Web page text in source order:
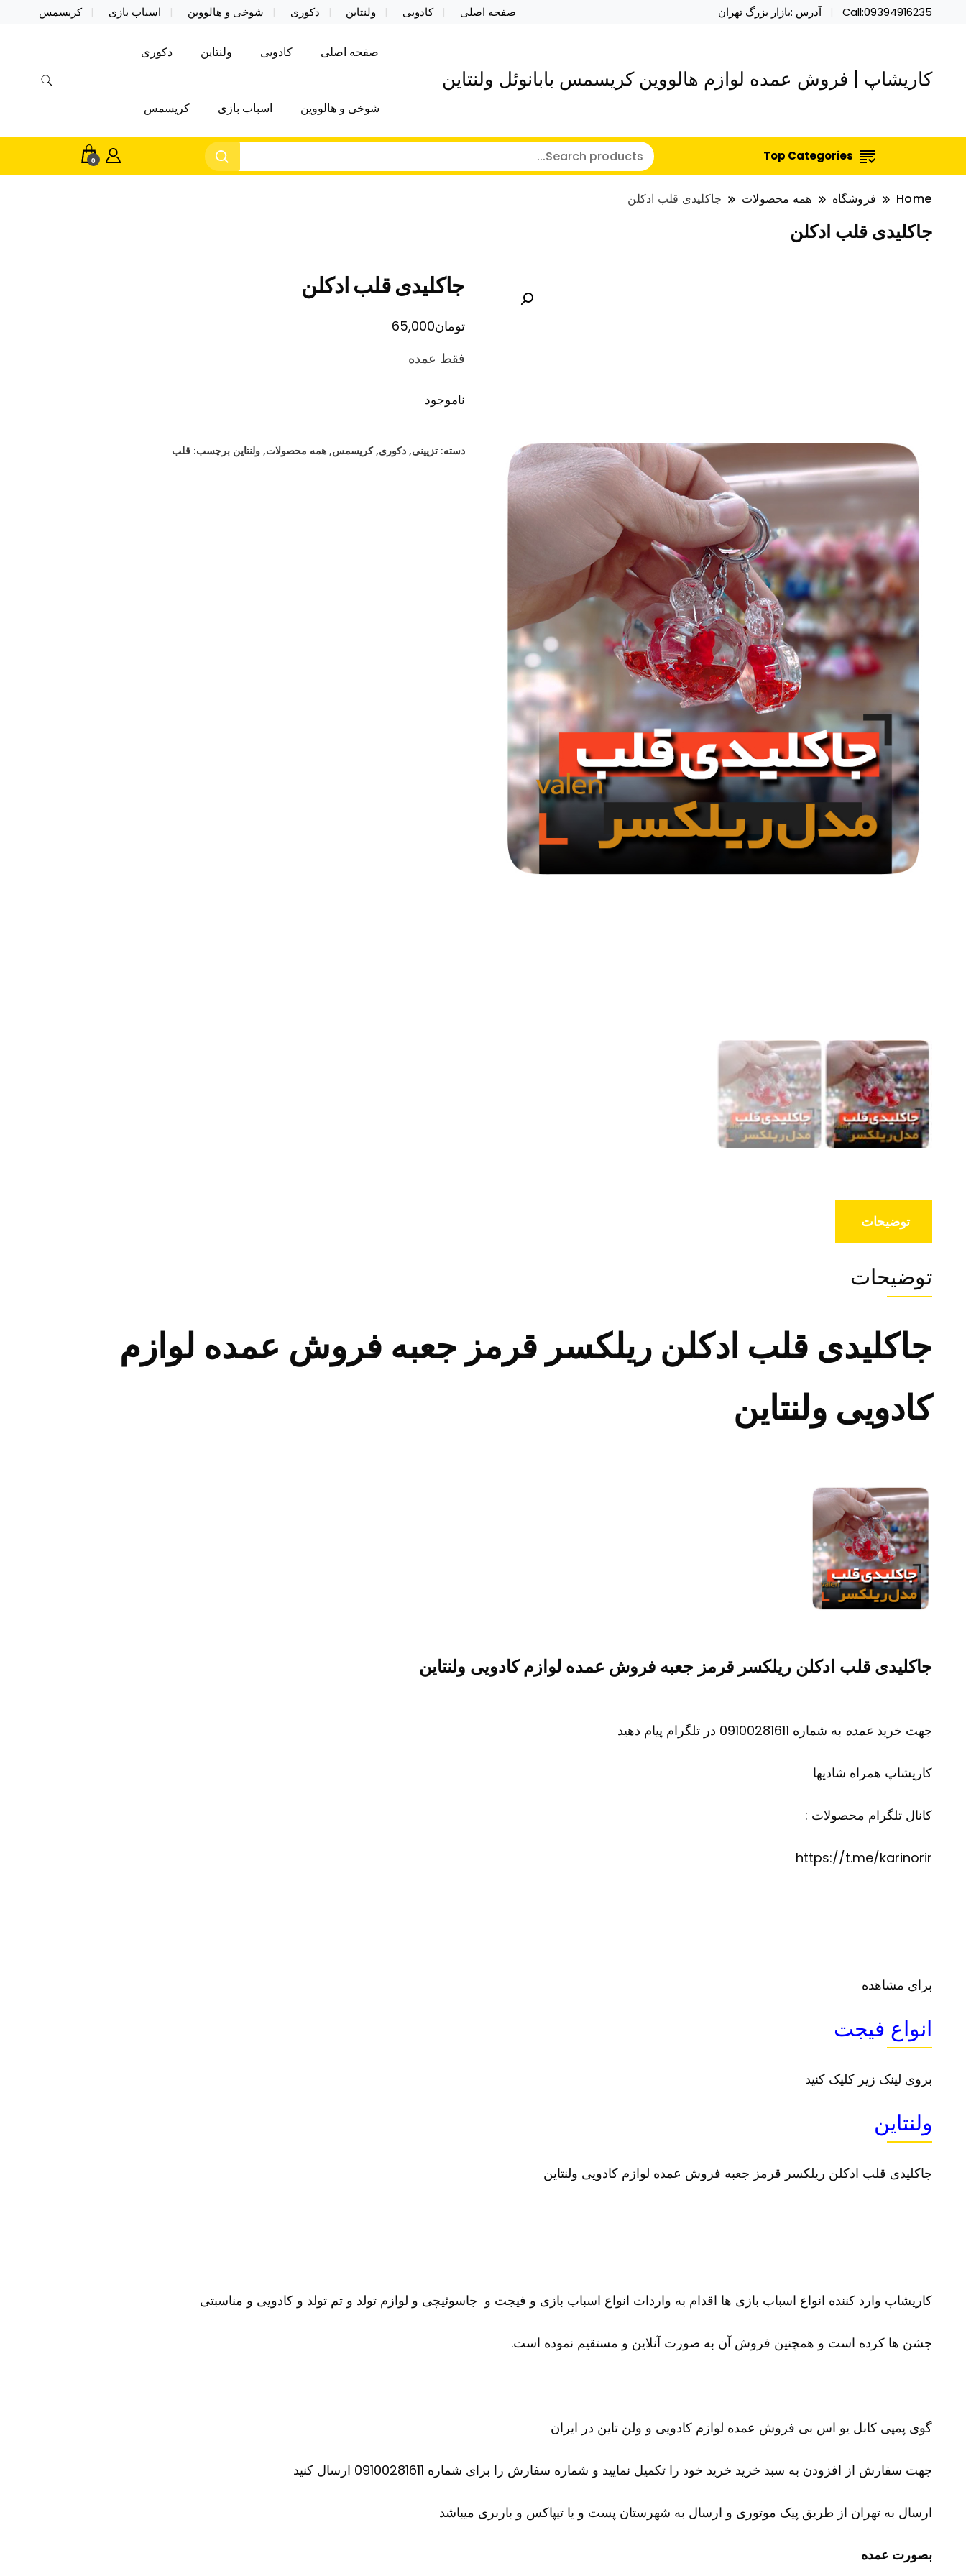
Call:09394916235 آدرس :بازار بزرگ تهران صفحه اصلی کادویی ولنتاین دکوری شوخی و هالووین اسباب بازی کریسمس
کاریشاپ | فروش عمده لوازم هالووین کریسمس بابانوئل ولنتاین
صفحه اصلی کادویی ولنتاین دکوری
شوخی و هالووین اسباب بازی کریسمس
Top Categories
0
Home فروشگاه همه محصولات جاکلیدی قلب ادکلن
جاکلیدی قلب ادکلن
جاکلیدی قلب ادکلن
تومان65,000
فقط عمده
ناموجود
دسته: تزیینی, دکوری,کریسمس, همه محصولات, ولنتاین برچسب: قلب
توضیحات
توضیحات
جاکلیدی قلب ادکلن ریلکسر قرمز جعبه فروش عمده لوازم
کادویی ولنتاین
جاکلیدی قلب ادکلن ریلکسر قرمز جعبه فروش عمده لوازم کادویی ولنتاین
جهت خرید عمده به شماره 09100281611 در تلگرام پیام دهید
کاریشاپ همراه شادیها
کانال تلگرام محصولات :
https://t.me/karinorir
برای مشاهده
انواع فیجت
بروی لینک زیر کلیک کنید
ولنتاین
جاکلیدی قلب ادکلن ریلکسر قرمز جعبه فروش عمده لوازم کادویی ولنتاین
کاریشاپ وارد کننده انواع اسباب بازی ها اقدام به واردات انواع اسباب بازی و فیجت و جاسوئیچی و لوازم تولد و تم تولد و کادویی و مناسبتی
جشن ها کرده است و همچنین فروش آن به صورت آنلاین و مستقیم نموده است.
گوی پمپی کابل یو اس بی فروش عمده لوازم کادویی و ولن تاین در ایران
جهت سفارش از افزودن به سبد خرید خرید خود را تکمیل نمایید و شماره سفارش را برای شماره 09100281611 ارسال کنید
ارسال به تهران از طریق پیک موتوری و ارسال به شهرستان پست و یا تیپاکس و باربری میباشد
بصورت عمده